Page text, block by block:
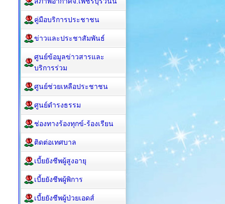
คู่มือบริการประชาชน
ข่าวและประชาสัมพันธ์
ศูนย์ข้อมูลข่าวสารและ
บริการร่วม
ศูนย์ช่วยเหลือประชาชน
ศูนย์ดำรงธรรม
ช่องทางร้องทุกข์-ร้องเรียน
ติดต่อเทศบาล
เบี้ยยังชีพผู้สูงอายุ
เบี้ยยังชีพผู้พิการ
เบี้ยยังชีพผู้ป่วยเอดส์